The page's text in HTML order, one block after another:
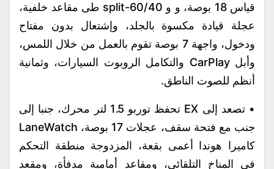
قياس 18 بوصة، و و 60/40-split طى مقاعد خلفية،
عجلة قيادة مكسوة بالجلد، وإشتعال بدون مفتاح
ودخول، واجهة 7 بوصة تقوم بالعمل من خلال اللمس،
وأبل CarPlay والتكامل الروبوت السيارات، وثمانية
أنظم للصوت الناطق.
• تصعد إلى EX تحفظ توربو 1.5 لتر محرك، جنبا إلى
جنب مع فتحة سقف، عجلات 17 بوصة، LaneWatch
كاميرا هوندا أعمى بقعة، المزدوجة منطقة التحكم
في المناخ التلقائي، ومقاعد أمامية مدفأة، ومقعد